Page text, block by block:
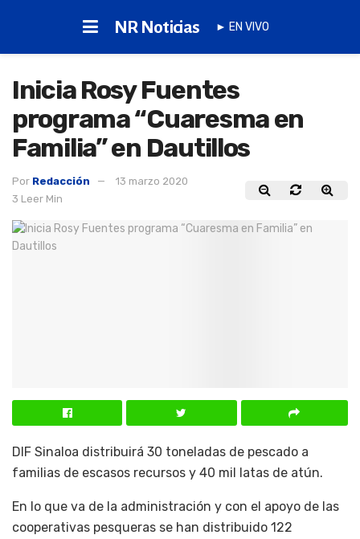
NR Noticias ► EN VIVO
Inicia Rosy Fuentes
programa “Cuaresma en
Familia” en Dautillos
Por Redacción
13 marzo 2020
3 Leer Min
DIF Sinaloa distribuirá 30 toneladas de pescado a
familias de escasos recursos y 40 mil latas de atún.
En lo que va de la administración y con el apoyo de las
cooperativas pesqueras se han distribuido 122